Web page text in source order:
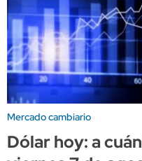
Mercado cambiario
Dólar hoy: a